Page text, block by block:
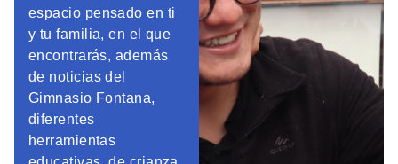
espacio pensado en ti
y tu familia, en el que
encontrarás, además
de noticias del
Gimnasio Fontana,
diferentes
herramientas